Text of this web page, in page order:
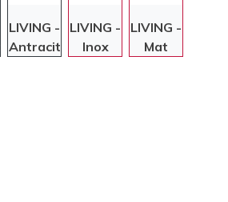
LIVING -
Antracit
LIVING -
Inox
LIVING -
Mat